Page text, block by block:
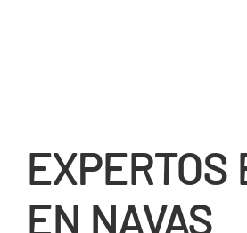
EXPERTOS
EN NAVAS